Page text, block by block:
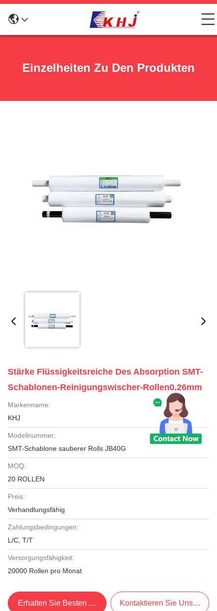
Einzelheiten Zu Den Produkten
Stärke Flüssigkeitsreiche Des Absorption SMT-
Schablonen-Reinigungswischer-Rollen0.26mm
Markenname:
KHJ
Modellnummer:
SMT-Schablone sauberer Rolls JB40G
MOQ:
20 ROLLEN
Preis:
Verhandlungsfähig
Zahlungsbedingungen:
L/C, T/T
Versorgungsfähigkeit:
20000 Rollen pro Monat
Erhalten Sie Besten Preis Kontaktieren Sie Uns Jetzt